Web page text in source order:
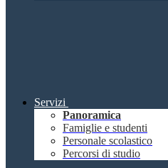
Servizi
Panoramica
Famiglie e studenti
Personale scolastico
Percorsi di studio